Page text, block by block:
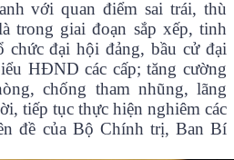
với quan điểm sai trái, thù
trong giai đoạn sắp xếp, tinh
chức đại hội đảng, bầu cử đại
HĐND các cấp; tăng cường
chống tham nhũng, lãng
tiếp tục thực hiện nghiêm các
đề của Bộ Chính trị, Ban Bí